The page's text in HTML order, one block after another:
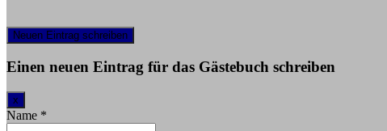
Einen neuen Eintrag für das Gästebuch schreiben
x
Formular
ausblenden
Name *